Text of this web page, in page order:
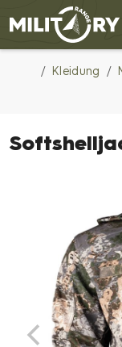
Army shop
Kleidung